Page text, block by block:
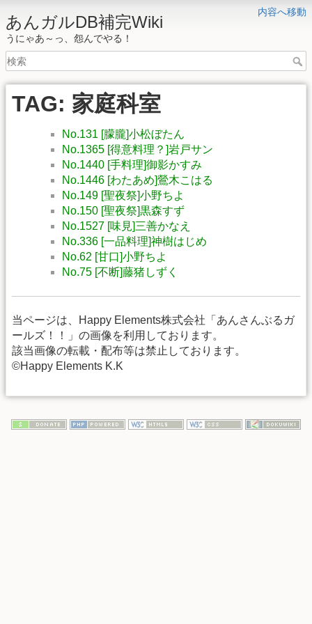
内容へ移動
あんガルDB補完Wiki
うにゃあ～っ、怨んでやる！
TAG: 家庭科室
No.131 [朦朧]小松ぼたん
No.1365 [得意料理？]岩戸サン
No.1440 [手料理]御影かすみ
No.1446 [わたあめ]鶯木こはる
No.149 [聖夜祭]小野ちよ
No.150 [聖夜祭]黒森すず
No.1527 [味見]三善かなえ
No.336 [一品料理]神樹はじめ
No.62 [甘口]小野ちよ
No.75 [不断]藤猪しずく
当ページは、Happy Elements株式会社「あんさんぶるガ
ールズ！！」の画像を利用しております。
該当画像の転載・配布等は禁止しております。
©Happy Elements K.K